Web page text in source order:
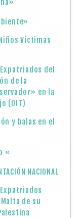
Víctimas
del
de la
en la
(OIT)
y balas en el
«
NACIONAL
de su